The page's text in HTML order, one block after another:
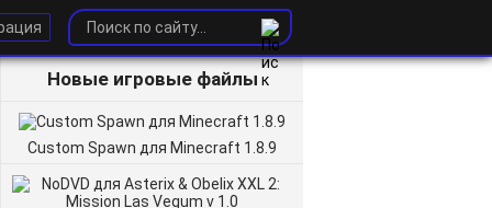
Новые игровые файлы
Custom Spawn для Minecraft 1.8.9